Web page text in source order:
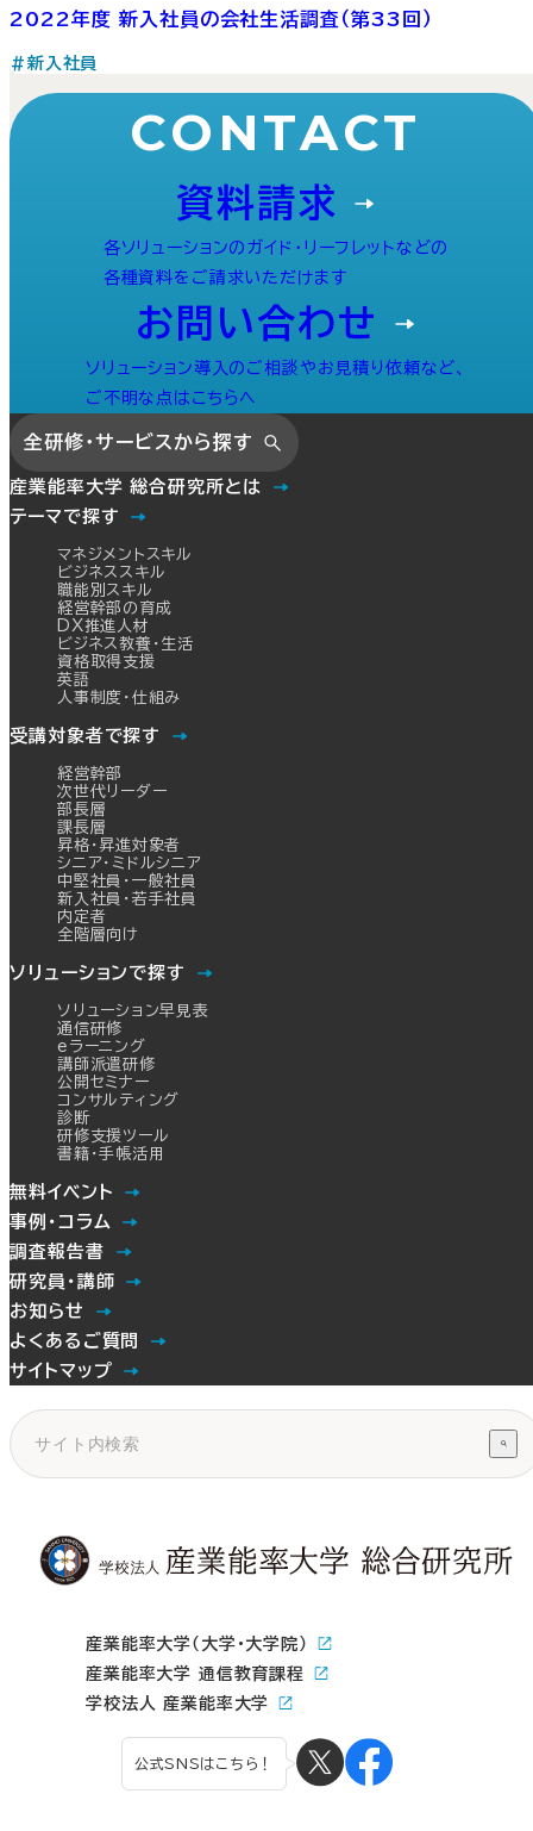
2022年度 新入社員の会社生活調査（第33回）
#新入社員
CONTACT
資料請求
各ソリューションのガイド・リーフレットなどの
各種資料をご請求いただけます
お問い合わせ
ソリューション導入のご相談やお見積り依頼など、
ご不明な点はこちらへ
全研修・サービスから探す
産業能率大学 総合研究所とは
テーマで探す
マネジメントスキル
ビジネススキル
職能別スキル
経営幹部の育成
DX推進人材
ビジネス教養・生活
資格取得支援
英語
人事制度・仕組み
受講対象者で探す
経営幹部
次世代リーダー
部長層
課長層
昇格・昇進対象者
シニア・ミドルシニア
中堅社員・一般社員
新入社員・若手社員
内定者
全階層向け
ソリューションで探す
ソリューション早見表
通信研修
eラーニング
講師派遣研修
公開セミナー
コンサルティング
診断
研修支援ツール
書籍・手帳活用
無料イベント
事例・コラム
調査報告書
研究員・講師
お知らせ
よくあるご質問
サイトマップ
産業能率大学（大学・大学院）
産業能率大学 通信教育課程
学校法人 産業能率大学
公式SNSはこちら！